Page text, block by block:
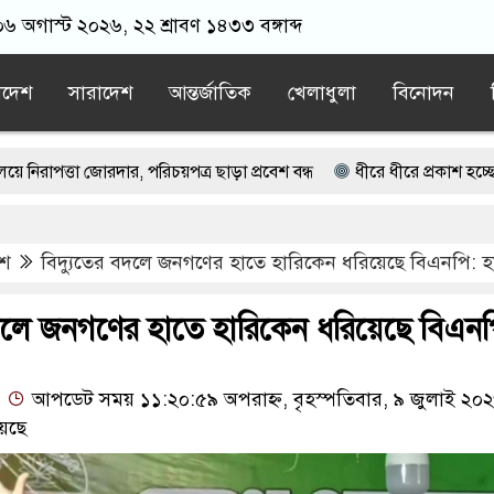
অগাস্ট ২০২৬, ২২ শ্রাবণ ১৪৩৩ বঙ্গাব্দ
সারাদেশ আন্তর্জাতিক খেলাধুলা বিনোদন
পরিচয়পত্র ছাড়া প্রবেশ বন্ধ ধীরে ধীরে প্রকাশ হচ্ছে কেয়ামতের
ইঙ্গিত নেতানিয়াহুর
জনগণের দাবি নিয়ে এসেছি: জামায়াত আমির
বিদ্যুতের বদলে জনগণের হাতে হারিকেন ধরিয়েছে বিএনপি:
জনগণের হাতে হারিকেন ধরিয়েছে
আপডেট সময় ১১:২০:৫৯ অপরাহ্ন, বৃহস্পতিবার, ৯ জুলাই